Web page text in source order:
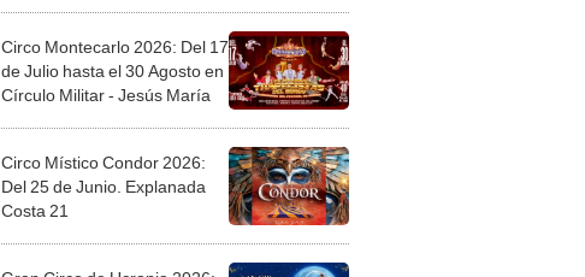
Circo Montecarlo 2026: Del 17
de Julio hasta el 30 Agosto en
Círculo Militar - Jesús María
Circo Místico Condor 2026:
Del 25 de Junio. Explanada
Costa 21